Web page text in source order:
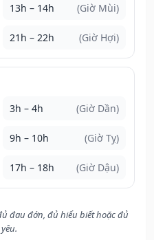
13h – 14h (Giờ Mùi)
21h – 22h (Giờ Hợi)
3h – 4h (Giờ Dần)
9h – 10h (Giờ Tỵ)
17h – 18h (Giờ Dậu)
đau đớn, đủ hiểu biết hoặc đủ